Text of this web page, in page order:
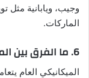
وجيب، ويابانية مثل
الماركات.
6. ما الفرق بين الميكانيكي العام والمتخصص؟
الميكانيكي العام